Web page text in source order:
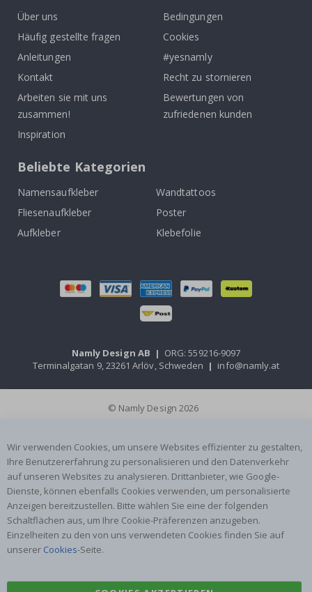
Über uns
Häufig gestellte fragen
Anleitungen
Kontakt
Arbeiten sie mit uns
zusammen!
Inspiration
Bedingungen
Cookies
#yesnamly
Recht zu stornieren
Bewertungen von
zufriedenen kunden
Beliebte Kategorien
Namensaufkleber
Wandtattoos
Fliesenaufkleber
Poster
Aufkleber
Klebefolie
Namly Design AB | ORG: 559216-9097
Terminalgatan 9, 23261 Arlöv, Schweden | info@namly.at
© Namly Design 2026
Wir verwenden Cookies, um unsere Websites effizienter zu gestalten,
Ihre Benutzererfahrung zu personalisieren und den Datenverkehr
auf unseren Websites zu analysieren. Drittanbieter, wie Google-
Dienste, können ebenfalls Cookies verwenden, um personalisierte
Anzeigen bereitzustellen. Bitte wählen Sie eine der folgenden
Schaltflächen aus, um Ihre Cookie-Präferenzen anzugeben.
Einzelheiten zu den von uns verwendeten Cookies finden Sie auf
unserer Cookies-Seite.